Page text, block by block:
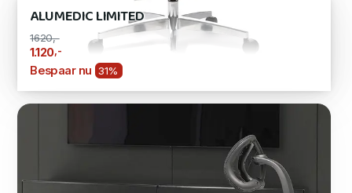
ALUMEDIC LIMITED
1620,-
1.120,-
Bespaar nu 31%